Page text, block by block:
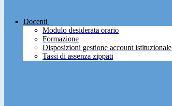
Docenti
Modulo desiderata orario
Formazione
Disposizioni gestione account istituzionale
Tassi di assenza zippati